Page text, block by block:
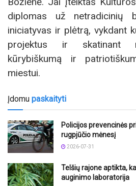
diplomas už netradicinių
iniciatyvas ir plėtrą, vykdant
projektus ir skatinant
kūrybiškumą ir
miestui.
Įdomu paskaityti
Policijos prevencinės
rugpjūčio mėnesį
2026-07-31
Telšių rajone aptikta,
auginimo laboratorija